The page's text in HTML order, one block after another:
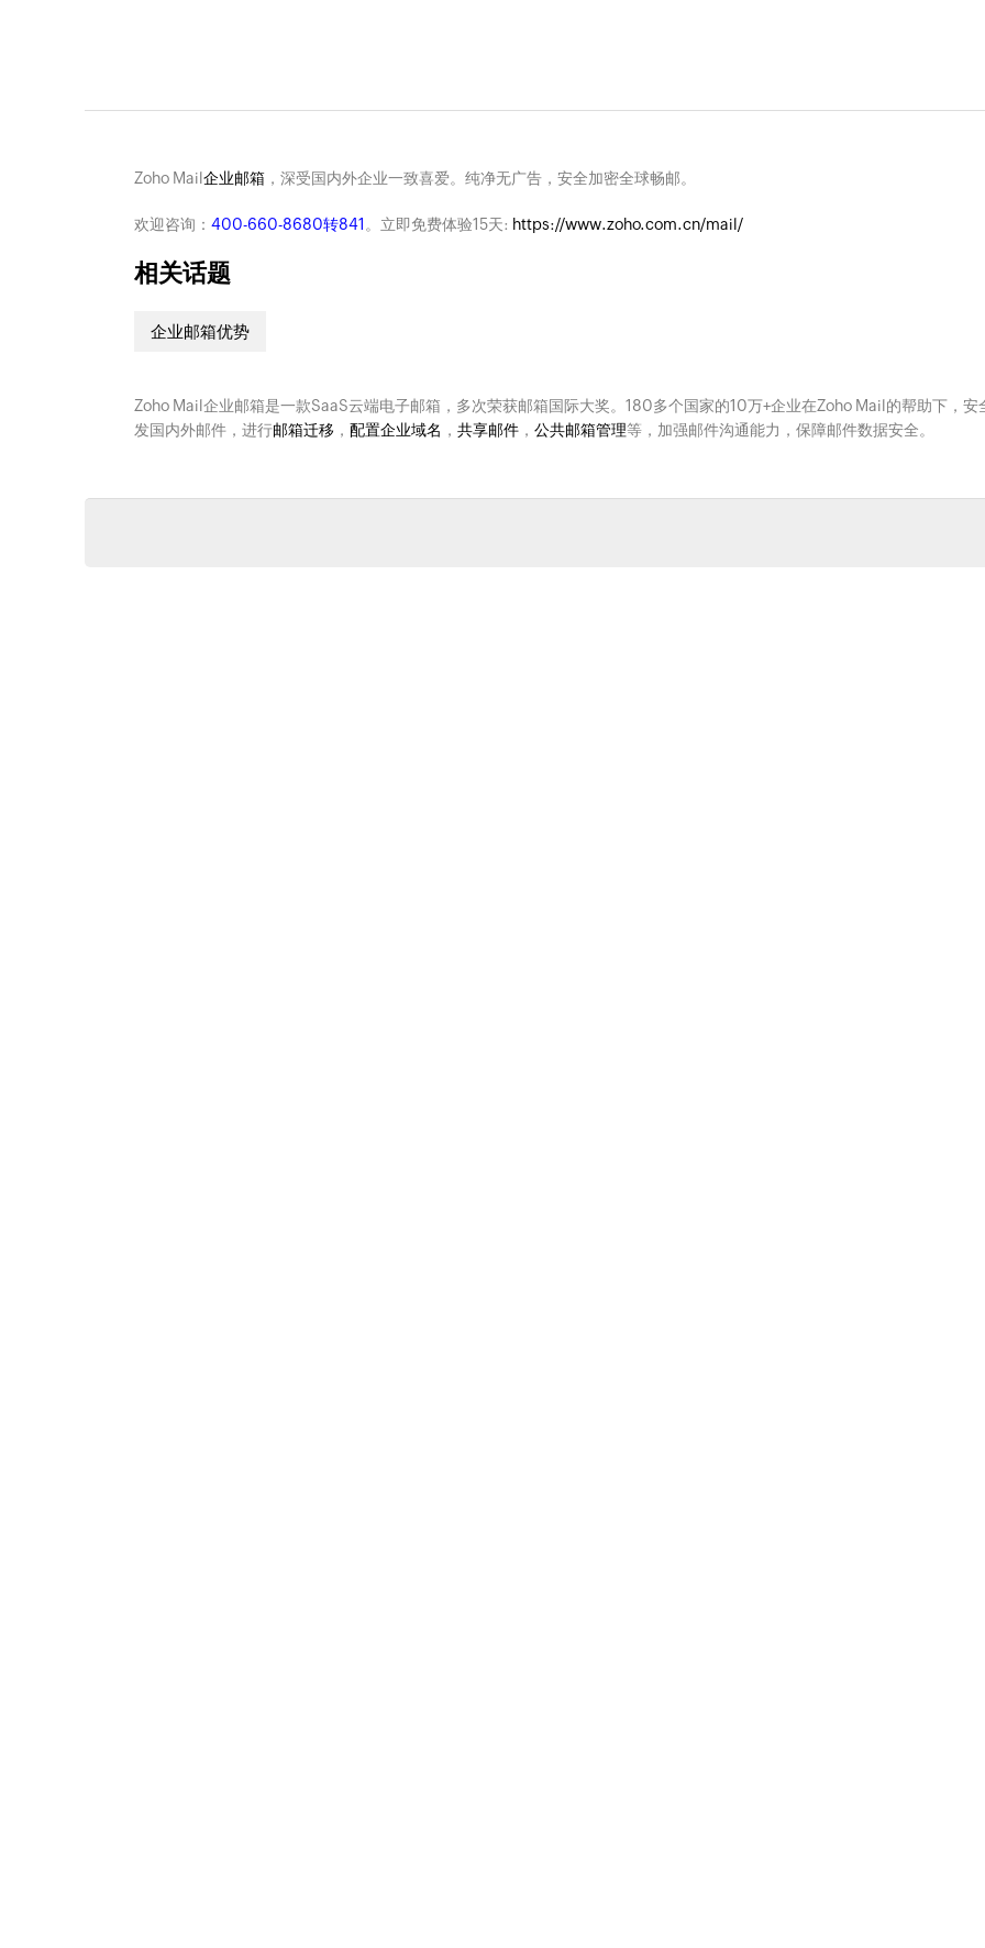
Zoho Mail企业邮箱，深受国内外企业一致喜爱。纯净无广告，安全加密全球畅邮。
欢迎咨询： 400-660-8680转841 。立即免费体验15天: https://www.zoho.com.cn/mail/
相关话题
企业邮箱优势
Zoho Mail企业邮箱是一款SaaS云端电子邮箱，多次荣获邮箱国际大奖。180多个国家的10万+企业在Zoho Mail的帮助下，安
发国内外邮件，进行邮箱迁移 ， 配置企业域名 ， 共享邮件， 公共邮箱管理等，加强邮件沟通能力，保障邮件数据安全。